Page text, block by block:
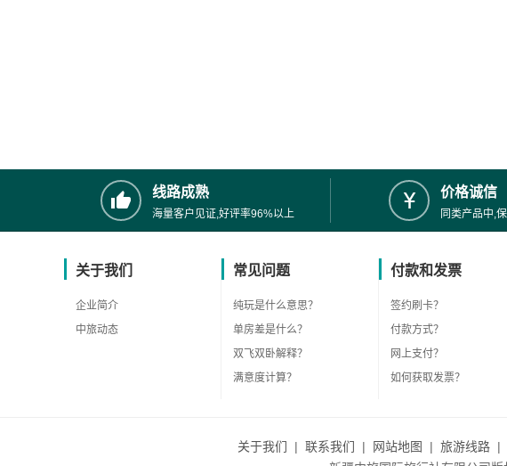
线路成熟
海量客户见证,好评率96%以上
价格诚信
同类产品中,
关于我们
企业简介
中旅动态
常见问题
纯玩是什么意思？
单房差是什么？
双飞双卧解释？
满意度计算？
付款和发票
签约刷卡？
付款方式？
网上支付？
如何获取发票？
关于我们 | 联系我们 | 网站地图 | 旅游线路 |